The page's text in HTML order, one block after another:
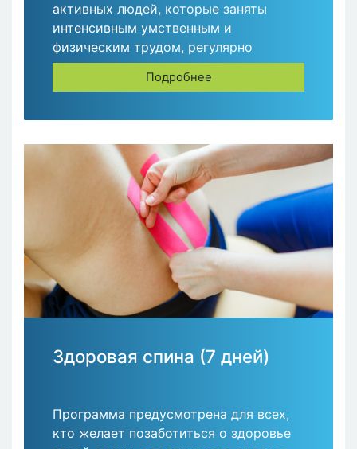
активных людей, которые заняты
интенсивным умственным и
физическим трудом, регулярно
страдают от перегрузки и стресса.
Подробнее
Здоровая спина (7 дней)
Программа предусмотрена для всех,
кто желает позаботиться о здоровье